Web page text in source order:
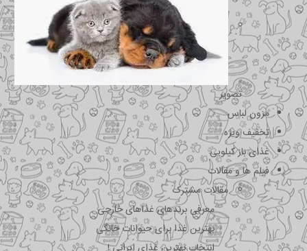
تصویر
مزون لباس
تخفیف ویژه
غذای باز کیلویی
فیلم ها و مقالات
مقالات مشترک
معرفی برندهای غذاهای خارجی
بهترین غذا برای حیوانات خانگی